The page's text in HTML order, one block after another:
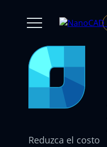
Reduzca el costo